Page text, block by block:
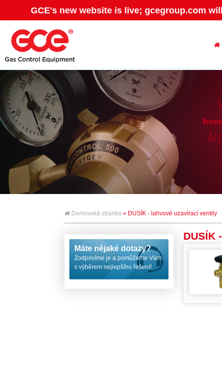
GCE's new website is live; gcegroup.com
Domovská stránka » DUSÍK - lahvové uzavírací ventily
Máte nějaké dotazy?
Zodpovíme je a pomůžeme Vám
s výběrem nejlepšího řešení!
DUSÍK